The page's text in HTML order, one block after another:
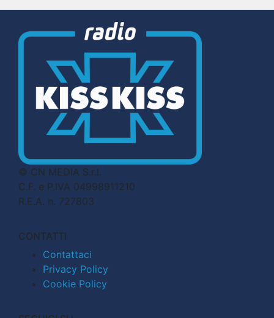
© CN MEDIA S.r.l.
C.F. e P.IVA 04998911210
R.E.A. n. 727803
CONTATTI
Contattaci
Privacy Policy
Cookie Policy